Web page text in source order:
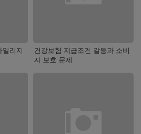
일리지
건강보험 지급조건 갈등과 소비
자 보호 문제